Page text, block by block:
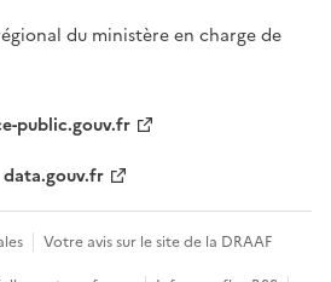
du ministère en charge de
public.gouv.fr
data.gouv.fr
Votre avis sur le site de la DRAAF